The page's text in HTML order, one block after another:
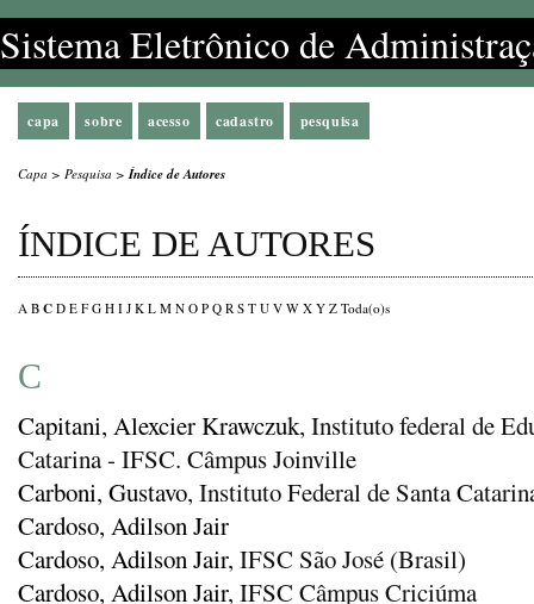
Sistema Eletrônico de
capa sobre acesso cadastro pesquisa
Capa > Pesquisa >Índice de Autores
ÍNDICE DE AUTORES
A B C D E F G H I J K L M N O P Q R S T U V W X Y Z Toda(o)s
C
Capitani, Alexcier Krawczuk, Instituto federal de
Catarina - IFSC. Câmpus Joinville
Carboni, Gustavo, Instituto Federal de Santa
Cardoso, Adilson Jair
Cardoso, Adilson Jair, IFSC São José (Brasil)
Cardoso, Adilson Jair, IFSC Câmpus Criciúma